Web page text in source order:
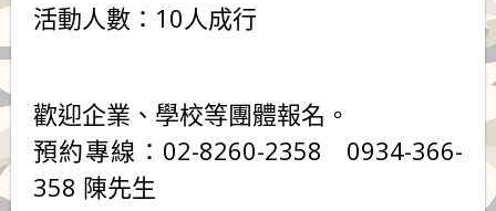
活動人數：10人成行
歡迎企業、學校等團體報名。
預約專線：02-8260-2358 0934-366-
358 陳先生